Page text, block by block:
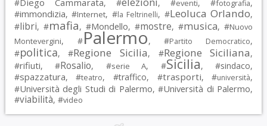
#Diego Cammarata, # , #eventi, #fotografia,
#immondizia, #Internet, #la Feltrinelli, #Leoluca Orlando,
#libri, #mafia, #Mondello, #mostre, #musica, #Nuovo
Montevergini, #Palermo, #Partito Democratico,
#politica, #Regione Sicilia, #Regione Siciliana,
#rifiuti, #Rosalio, #serie A, #Sicilia, #sindaco,
#spazzatura, #teatro, #traffico, #trasporti, #università,
#Università degli Studi di Palermo, #Università di Palermo,
#viabilità, #video